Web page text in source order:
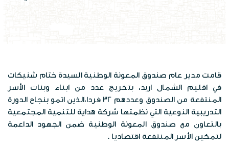
برامج الصندوق
مكاتب الصندوق
شهادة لمن يهمه الأمر
فتح محفظة الكترونية
الشكاوى الإلكترونية
تقييم الخدمة
الإستبيانات
دراسات وابحاث
احصاءات وبيانات
الخرائط الرقمية
عن السجل
المركز الاعلامي
الاخبار
الفعاليات
العطاءات
قامت مدير عام صندوق المعونة الوطنية السيدة ختام شنيكات
في اقليم الشمال اربد، بتخريج عدد من ابناء وبنات الأسر
المنتفعة من الصندوق وعددهم 32 فردا،الذين اتمو بنجاح الدورة
التدريبية النوعية التي نظمتها شركة هداية للتنمية المجتمعية
بالتعاون مع صندوق المعونة الوطنية ضمن الجهود الداعمة
لتمكين الأسر المنتفعة اقتصاديا .